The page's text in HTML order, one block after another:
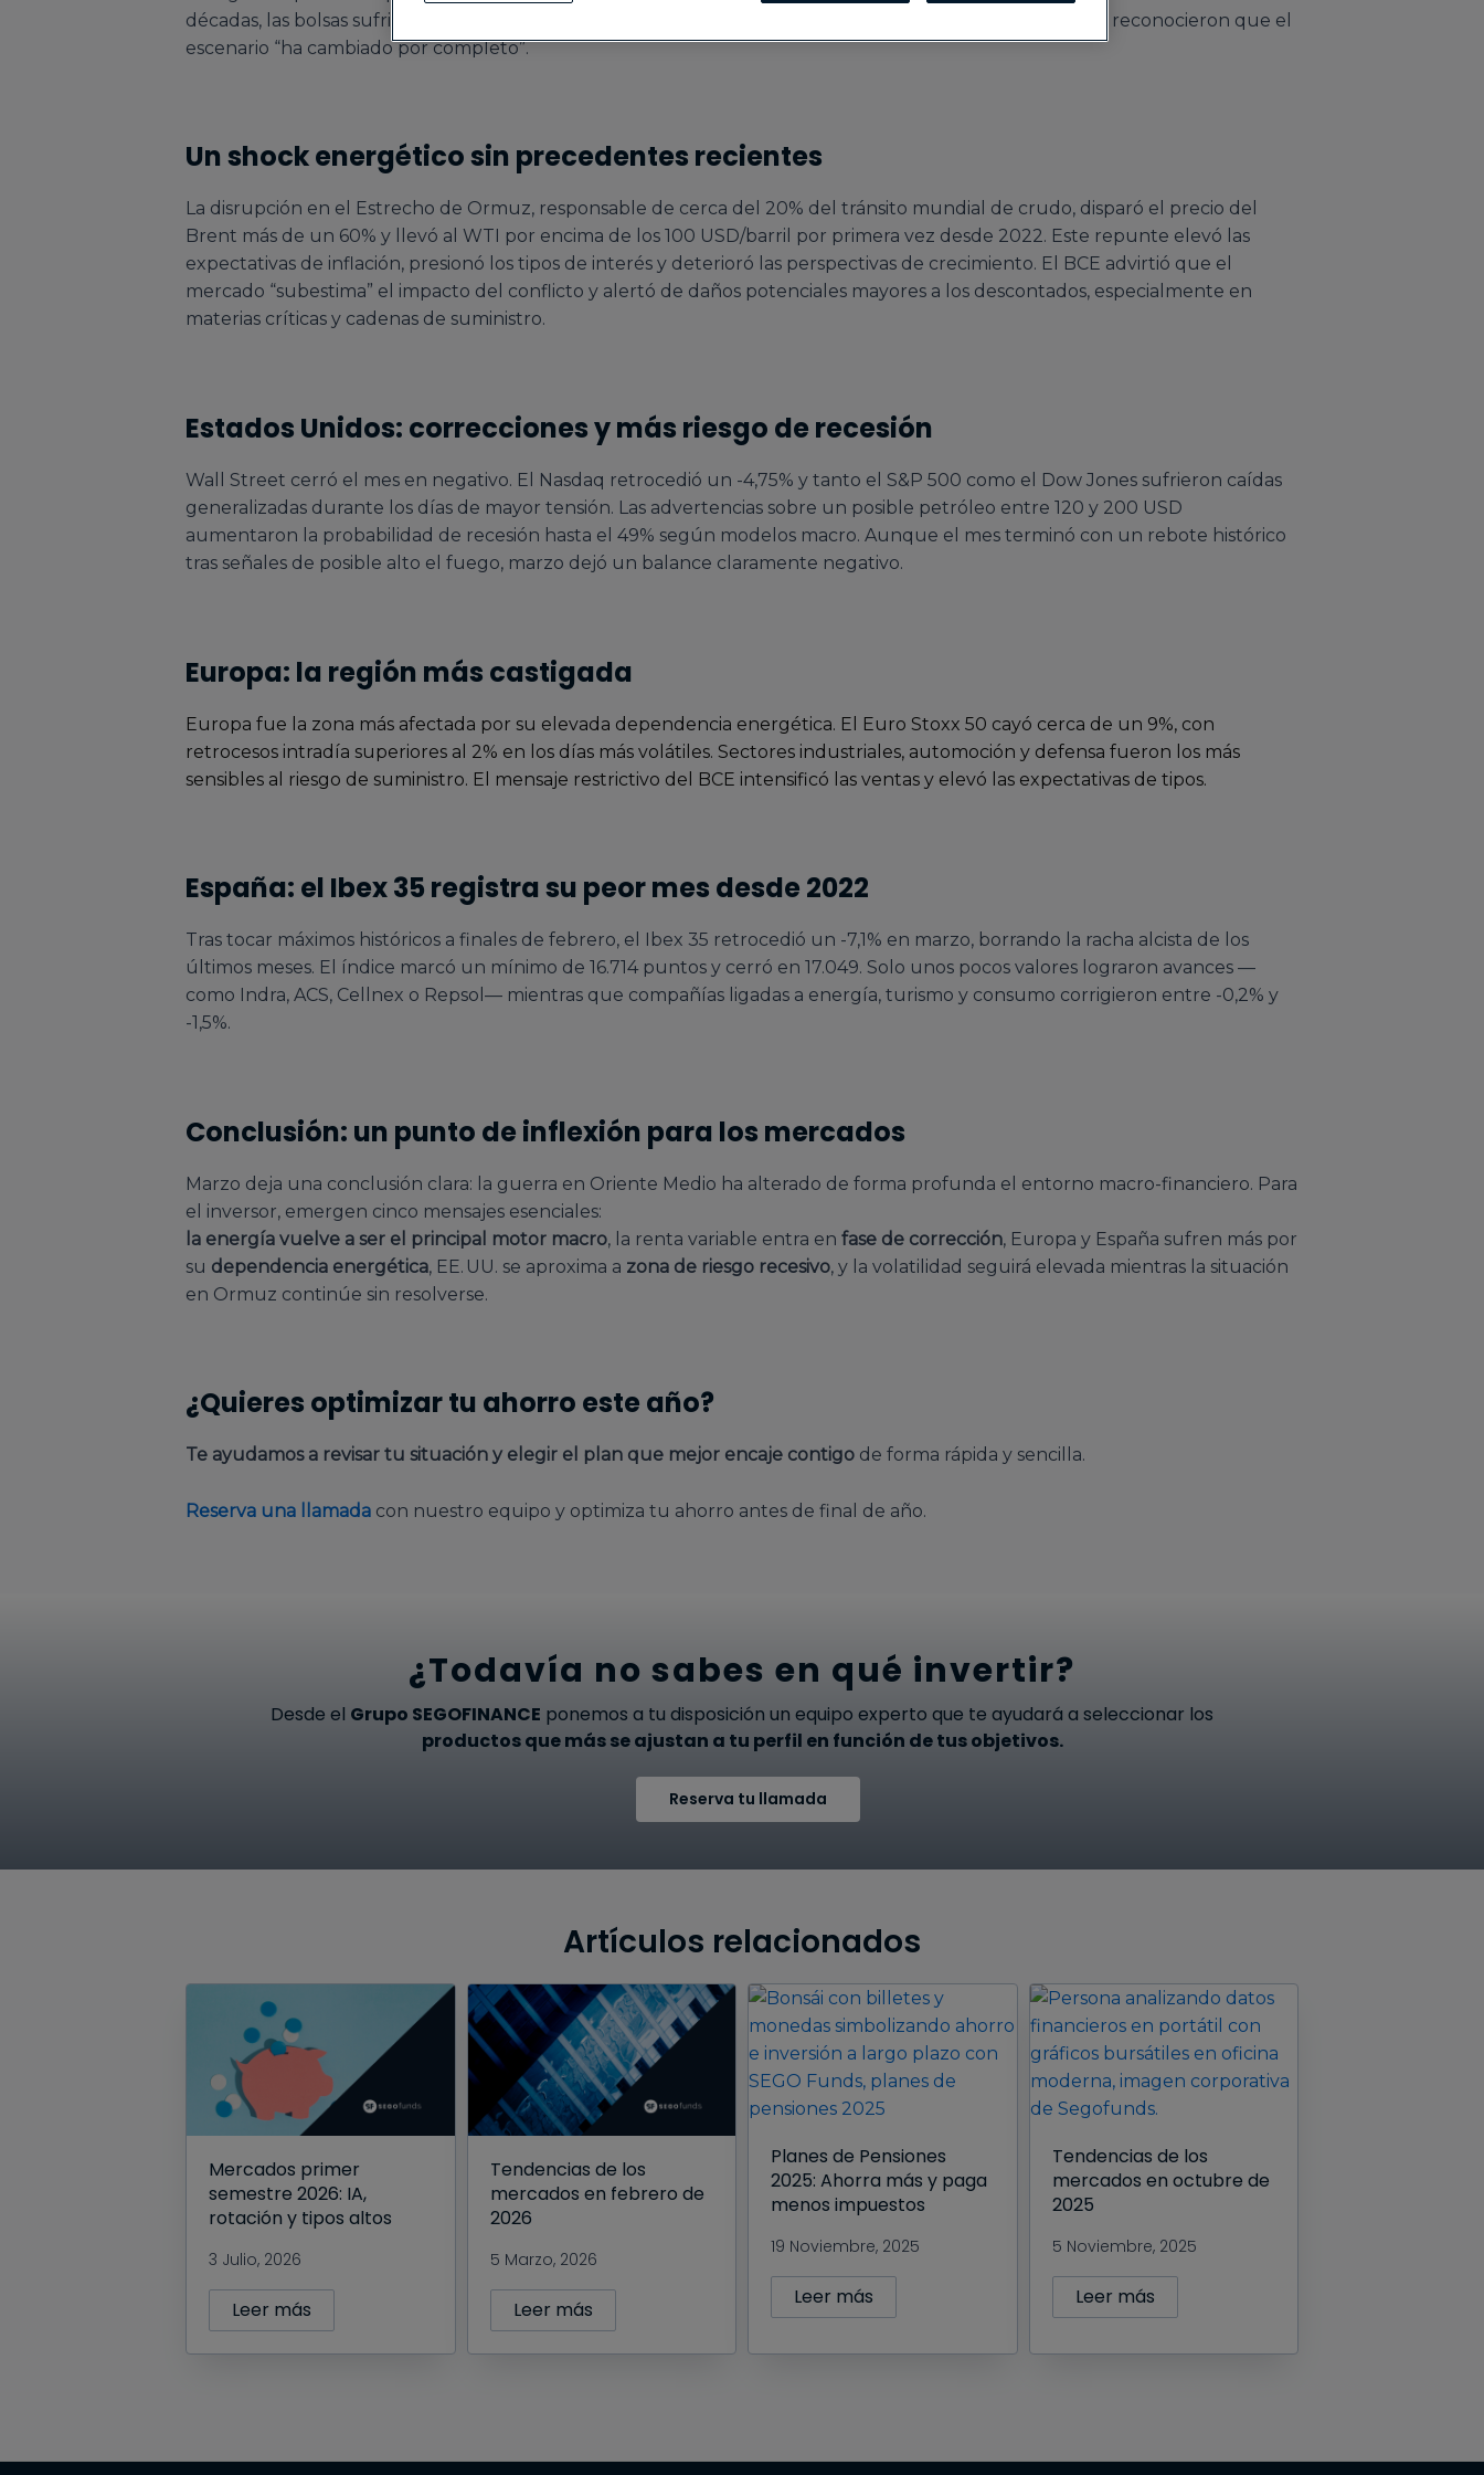
décadas, las bolsas sufrieron correcciones simultáneas en Europa y Estados Unidos y los bancos centrales reconocieron que el
escenario “ha cambiado por completo”.
Un shock energético sin precedentes recientes
La disrupción en el Estrecho de Ormuz, responsable de cerca del 20% del tránsito mundial de crudo, disparó el precio del
Brent más de un 60% y llevó al WTI por encima de los 100 USD/barril por primera vez desde 2022. Este repunte elevó las
expectativas de inflación, presionó los tipos de interés y deterioró las perspectivas de crecimiento. El BCE advirtió que el
mercado “subestima” el impacto del conflicto y alertó de daños potenciales mayores a los descontados, especialmente en
materias críticas y cadenas de suministro.
Estados Unidos: correcciones y más riesgo de recesión
Wall Street cerró el mes en negativo. El Nasdaq retrocedió un -4,75% y tanto el S&P 500 como el Dow Jones sufrieron caídas
generalizadas durante los días de mayor tensión. Las advertencias sobre un posible petróleo entre 120 y 200 USD
aumentaron la probabilidad de recesión hasta el 49% según modelos macro. Aunque el mes terminó con un rebote histórico
tras señales de posible alto el fuego, marzo dejó un balance claramente negativo.
Europa: la región más castigada
Europa fue la zona más afectada por su elevada dependencia energética. El Euro Stoxx 50 cayó cerca de un 9%, con
retrocesos intradía superiores al 2% en los días más volátiles. Sectores industriales, automoción y defensa fueron los más
sensibles al riesgo de suministro. El mensaje restrictivo del BCE intensificó las ventas y elevó las expectativas de tipos.
España: el Ibex 35 registra su peor mes desde 2022
Tras tocar máximos históricos a finales de febrero, el Ibex 35 retrocedió un -7,1% en marzo, borrando la racha alcista de los
últimos meses. El índice marcó un mínimo de 16.714 puntos y cerró en 17.049. Solo unos pocos valores lograron avances —
como Indra, ACS, Cellnex o Repsol— mientras que compañías ligadas a energía, turismo y consumo corrigieron entre -0,2% y
-1,5%.
Conclusión: un punto de inflexión para los mercados
Marzo deja una conclusión clara: la guerra en Oriente Medio ha alterado de forma profunda el entorno macro-financiero. Para
el inversor, emergen cinco mensajes esenciales:
la energía vuelve a ser el principal motor macro, la renta variable entra en fase de corrección, Europa y España sufren más por
su dependencia energética, EE. UU. se aproxima a zona de riesgo recesivo, y la volatilidad seguirá elevada mientras la situación
en Ormuz continúe sin resolverse.
¿Quieres optimizar tu ahorro este año?
Te ayudamos a revisar tu situación y elegir el plan que mejor encaje contigo de forma rápida y sencilla.
Reserva una llamada con nuestro equipo y optimiza tu ahorro antes de final de año.
¿Todavía no sabes en qué invertir?
Desde el Grupo SEGOFINANCE ponemos a tu disposición un equipo experto que te ayudará a seleccionar los
productos que más se ajustan a tu perfil en función de tus objetivos.
Reserva tu llamada
Artículos relacionados
Mercados primer
semestre 2026: IA,
rotación y tipos altos
3 Julio, 2026
Leer más
Tendencias de los
mercados en febrero de
2026
5 Marzo, 2026
Leer más
Planes de Pensiones
2025: Ahorra más y paga
menos impuestos
19 Noviembre, 2025
Leer más
Tendencias de los
mercados en octubre de
2025
5 Noviembre, 2025
Leer más